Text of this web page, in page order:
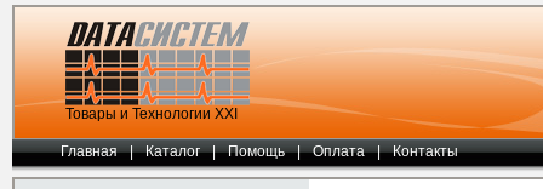
Товары и Технологии ХХI
Главная | Каталог | Помощь | Оплата | Контакты